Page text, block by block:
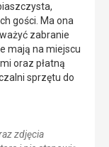
gości. Ma ona
zabranie
mają na miejscu
oraz płatną
sprzętu do
zdjęcia